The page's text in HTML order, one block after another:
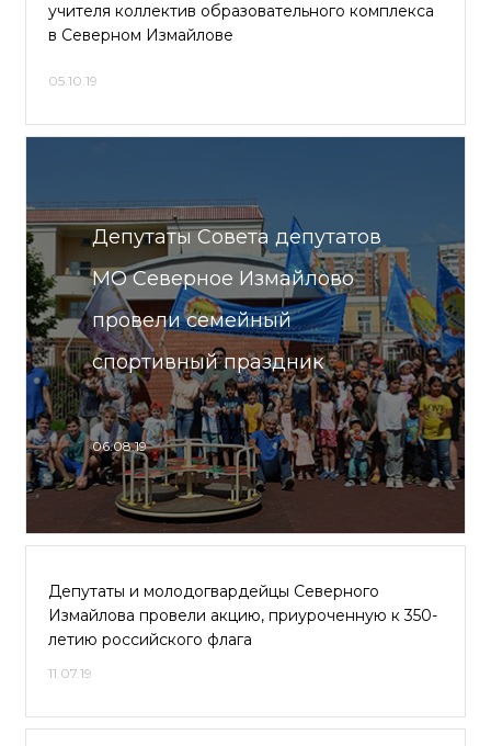
учителя коллектив образовательного комплекса
в Северном Измайлове
05.10.19
Депутаты Совета депутатов
МО Северное Измайлово
провели семейный
спортивный праздник
06.08.19
Депутаты и молодогвардейцы Северного
Измайлова провели акцию, приуроченную к 350-
летию российского флага
11.07.19